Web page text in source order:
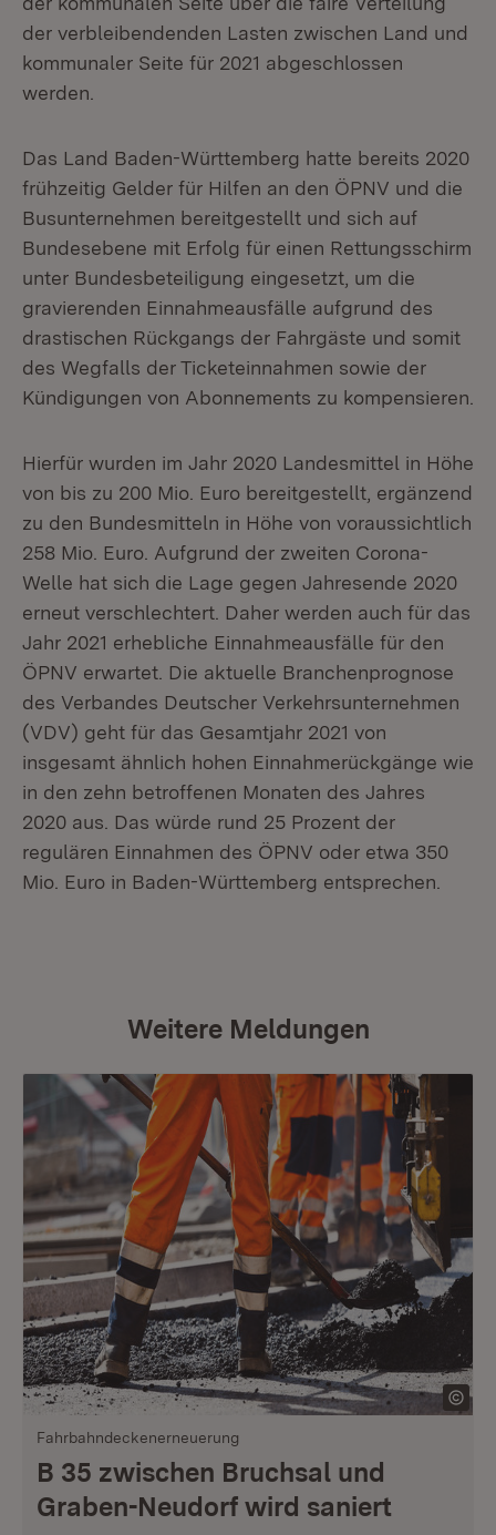
der verbleibendenden Lasten zwischen Land und
kommunaler Seite für 2021 abgeschlossen
werden.
Das Land Baden-Württemberg hatte bereits 2020
frühzeitig Gelder für Hilfen an den ÖPNV und die
Busunternehmen bereitgestellt und sich auf
Bundesebene mit Erfolg für einen Rettungsschirm
unter Bundesbeteiligung eingesetzt, um die
gravierenden Einnahmeausfälle aufgrund des
drastischen Rückgangs der Fahrgäste und somit
des Wegfalls der Ticketeinnahmen sowie der
Kündigungen von Abonnements zu kompensieren.
Hierfür wurden im Jahr 2020 Landesmittel in Höhe
von bis zu 200 Mio. Euro bereitgestellt, ergänzend
zu den Bundesmitteln in Höhe von voraussichtlich
258 Mio. Euro. Aufgrund der zweiten Corona-
Welle hat sich die Lage gegen Jahresende 2020
erneut verschlechtert. Daher werden auch für das
Jahr 2021 erhebliche Einnahmeausfälle für den
ÖPNV erwartet. Die aktuelle Branchenprognose
des Verbandes Deutscher Verkehrsunternehmen
(VDV) geht für das Gesamtjahr 2021 von
insgesamt ähnlich hohen Einnahmerückgänge wie
in den zehn betroffenen Monaten des Jahres
2020 aus. Das würde rund 25 Prozent der
regulären Einnahmen des ÖPNV oder etwa 350
Mio. Euro in Baden-Württemberg entsprechen.
Weitere Meldungen
Fahrbahndeckenerneuerung
B 35 zwischen Bruchsal und
Graben-Neudorf wird saniert